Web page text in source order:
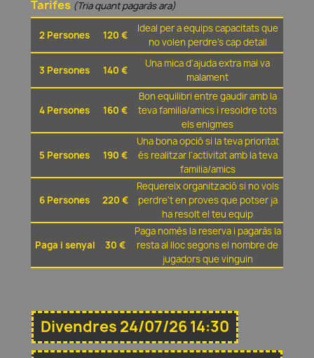
Tarifes (Tria quant pagaràs ara)
2 Persones 120 €
Ideal per a equips capacitats que
no volen perdre's cap detall
3 Persones 140 €
Una mica d'ajuda extra mai va
malament
4 Persones 160 €
Bon equilibri entre gaudir amb la
teva familia/amics i resoldre tots
els enigmes
5 Persones 190 €
Una bona opció si la teva prioritat
és realitzar l'activitat amb la teva
familia/amics
6 Persones 220 €
Requereix organització si no vols
perdre't en proves que potser ja
ha resolt el teu equip
Paga i senyal 30 €
Paga nomès la reserva i pagaràs la
resta al lloc segons el nombre de
jugadors que vinguin
Divendres 24/07/26 14:30